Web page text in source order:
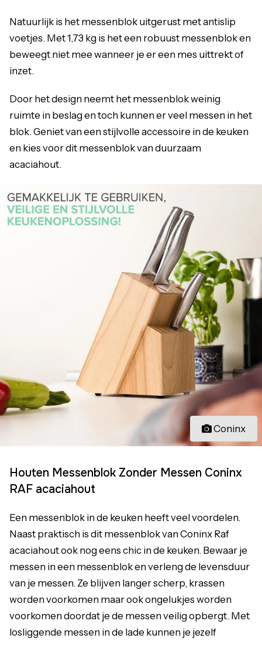
Natuurlijk is het messenblok uitgerust met antislip
voetjes. Met 1,73 kg is het een robuust messenblok en
beweegt niet mee wanneer je er een mes uittrekt of
inzet.
Door het design neemt het messenblok weinig
ruimte in beslag en toch kunnen er veel messen in het
blok. Geniet van een stijlvolle accessoire in de keuken
en kies voor dit messenblok van duurzaam
acaciahout.
Coninx
Houten Messenblok Zonder Messen Coninx
RAF acaciahout
Een messenblok in de keuken heeft veel voordelen.
Naast praktisch is dit messenblok van Coninx Raf
acaciahout ook nog eens chic in de keuken. Bewaar je
messen in een messenblok en verleng de levensduur
van je messen. Ze blijven langer scherp, krassen
worden voorkomen maar ook ongelukjes worden
voorkomen doordat je de messen veilig opbergt. Met
losliggende messen in de lade kunnen je jezelf